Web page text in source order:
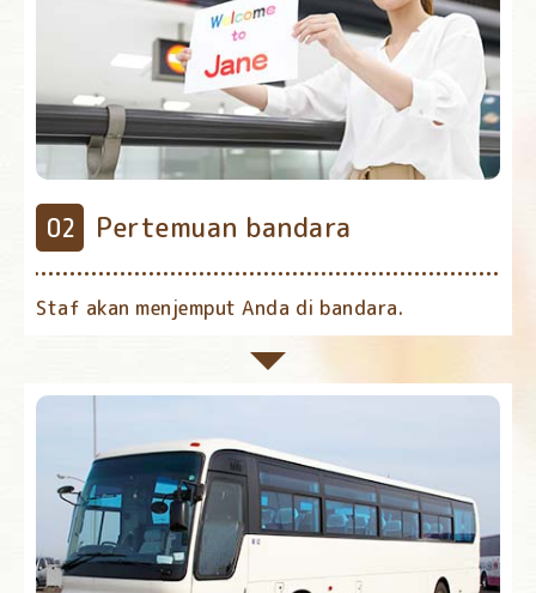
Pertemuan bandara
Staf akan menjemput Anda di bandara.